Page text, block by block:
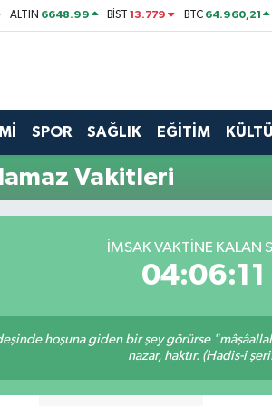
ALTIN 6648.99 BİST13.779 BTC 64.960,21
SPOR SAĞLIK EĞİTİM
Vakitleri
İMSAK VAKTINE KALAN
04:06:11
hoşuna giden bir şey görürse
nazar, haktır. (Hadis-i